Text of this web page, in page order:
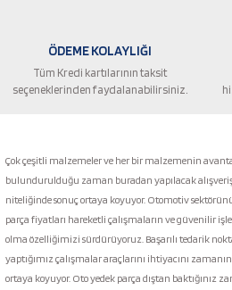
Gönder
ÖDEME KOLAYLIĞI
Tüm Kredi kartılarının taksit
seçeneklerinden faydalanabilirsiniz.
Çok çeşitli malzemeler ve her bir malzemenin
bulundurulduğu zaman buradan yapılacak alışveriş
niteliğinde sonuç ortaya koyuyor. Otomotiv
parça fiyatları hareketli çalışmaların ve güvenilir
olma özelliğimizi sürdürüyoruz. Başarılı tedarik
yaptığımız çalışmalar araçlarını ihtiyacını
ortaya koyuyor. Oto yedek parça dıştan baktığınız